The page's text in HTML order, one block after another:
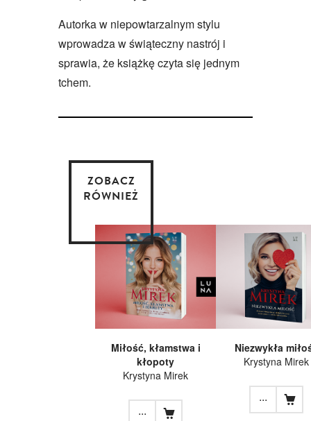
Autorka w niepowtarzalnym stylu
wprowadza w świąteczny nastrój i
sprawia, że książkę czyta się jednym
tchem.
ZOBACZ
RÓWNIEŻ
Miłość, kłamstwa i
kłopoty
Krystyna Mirek
...
Niezwykła
Krystyna Mirek
...